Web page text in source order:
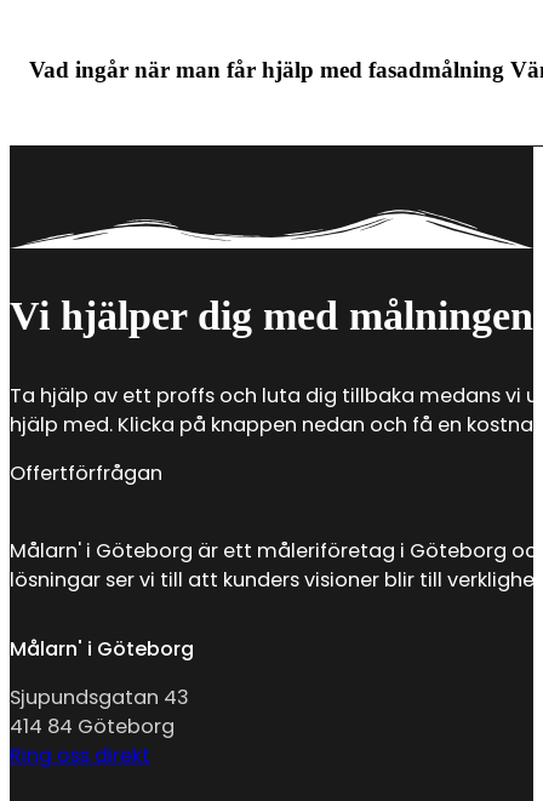
Den totala kostnaden för att få tapeten
andra materialkostnader. Det är därför flera
Vad ingår när man får hjälp med fasadmålning
Det är framför allt tre saker som ingår när du
alger, samt hjälp med vilken färg som ska
Vi hjälper dig med målningen.
Ta hjälp av ett proffs och luta dig tillbaka medans vi
hjälp med. Klicka på knappen nedan och få en
Offertförfrågan
Målarn' i Göteborg är ett måleriföretag i Göteborg
lösningar ser vi till att kunders visioner blir till
Målarn' i Göteborg
Sjupundsgatan 43
414 84 Göteborg
Ring oss direkt